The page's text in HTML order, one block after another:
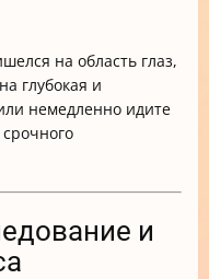
на область глаз,
глубокая и
немедленно идите
и